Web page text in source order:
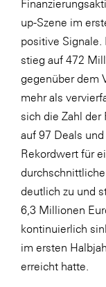
sebamed
SeneCura
SKINUANCE®
Somfy
Sony DADC
STIHL Tirol
Trend Micro
VALETTA
up-Szene im
positive Signale.
stieg auf 472
gegenüber dem
mehr als
sich die Zahl der
auf 97 Deals
Rekordwert für
deutlich zu und
6,3 Millionen
kontinuierlich
im ersten
erreicht hatte.